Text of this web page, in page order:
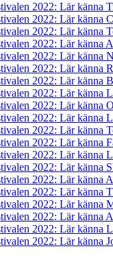
2022: Lär känna
2022: Lär känna
2022: Lär känna
2022: Lär känna
2022: Lär känna
2022: Lär känna
2022: Lär känna
2022: Lär känna
2022: Lär känna
2022: Lär känna
2022: Lär känna
2022: Lär känna
2022: Lär känna
2022: Lär känna
2022: Lär känna
2022: Lär känna
2022: Lär känna
2022: Lär känna
2022: Lär känna
2022: Lär känna